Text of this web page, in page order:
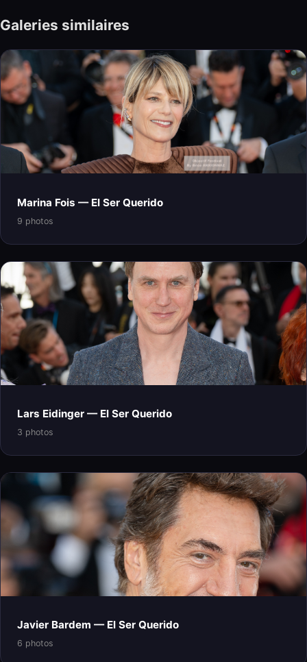
Galeries similaires
Marina Fois — El Ser Querido
9 photos
Lars Eidinger — El Ser Querido
3 photos
Javier Bardem — El Ser Querido
6 photos